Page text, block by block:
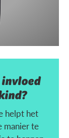
invloed
helpt het
manier te